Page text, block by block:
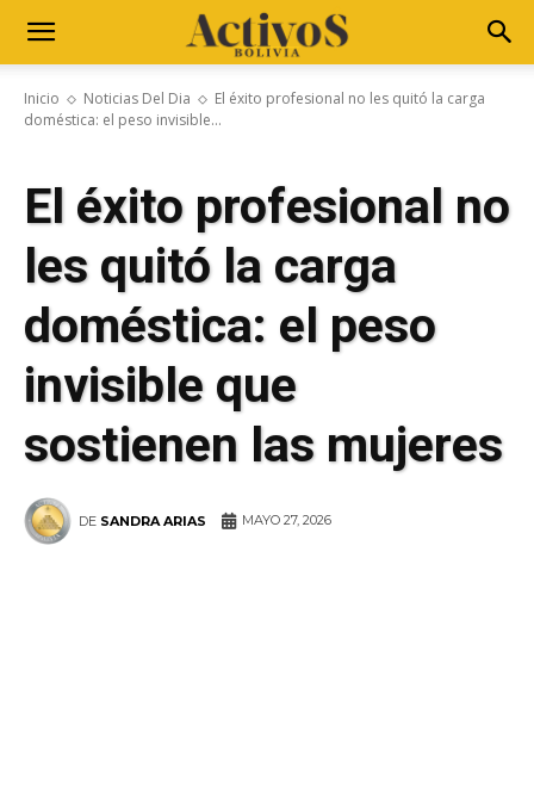
Inicio Noticias Del Dia
El éxito profesional no les quitó la carga
doméstica: el peso invisible...
El éxito profesional no
les quitó la carga
doméstica: el peso
invisible que
sostienen las mujeres
DE SANDRA ARIAS MAYO 27, 2026